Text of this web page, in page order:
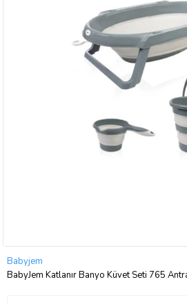
Babyjem
BabyJem Katlanır Banyo Küvet Seti 765